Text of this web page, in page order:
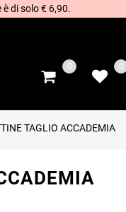
di solo € 6,90.
0 0
TAGLIO ACCADEMIA